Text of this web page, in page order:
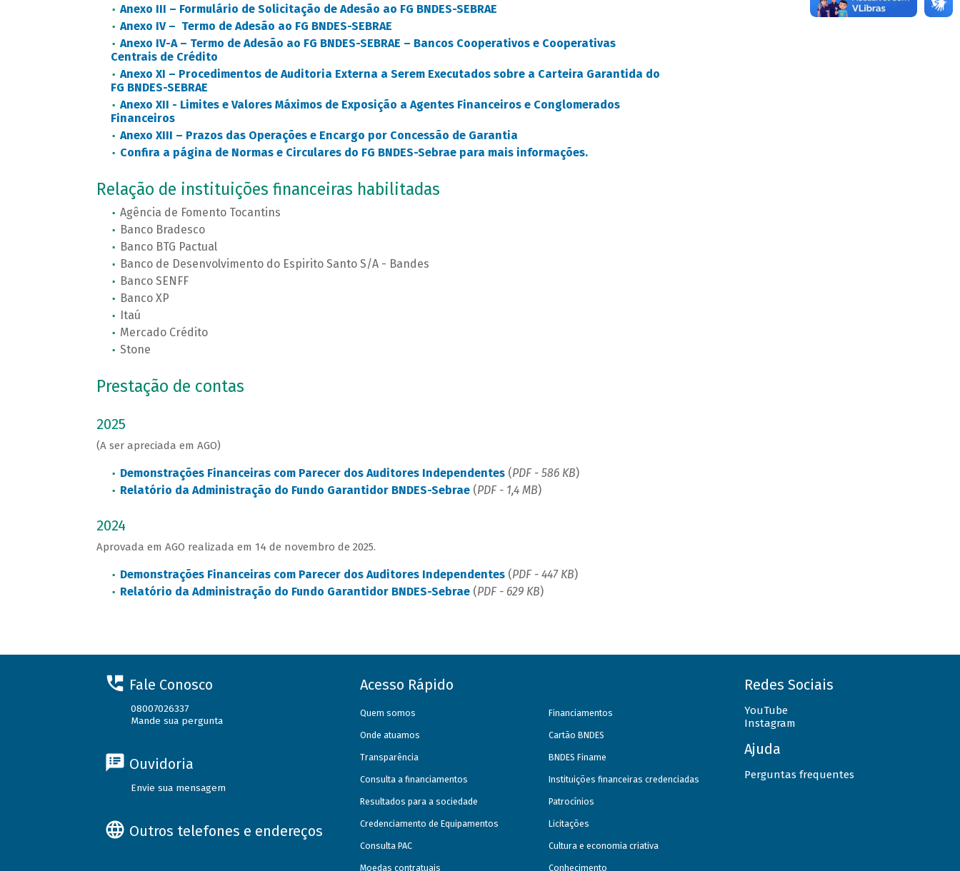
Anexo III – Formulário de Solicitação de Adesão ao FG BNDES-SEBRAE
Anexo IV – Termo de Adesão ao FG BNDES-SEBRAE
Anexo IV-A – Termo de Adesão ao FG BNDES-SEBRAE – Bancos Cooperativos e Cooperativas
Centrais de Crédito
Anexo XI – Procedimentos de Auditoria Externa a Serem Executados sobre a Carteira Garantida do
FG BNDES-SEBRAE
Anexo XII - Limites e Valores Máximos de Exposição a Agentes Financeiros e Conglomerados
Financeiros
Anexo XIII – Prazos das Operações e Encargo por Concessão de Garantia
Confira a página de Normas e Circulares do FG BNDES-Sebrae para mais informações.
Relação de instituições financeiras habilitadas
Agência de Fomento Tocantins
Banco Bradesco
Banco BTG Pactual
Banco de Desenvolvimento do Espirito Santo S/A - Bandes
Banco SENFF
Banco XP
Itaú
Mercado Crédito
Stone
Prestação de contas
2025
(A ser apreciada em AGO)
Demonstrações Financeiras com Parecer dos Auditores Independentes(PDF - 586 KB)
Relatório da Administração do Fundo Garantidor BNDES-Sebrae(PDF - 1,4 MB)
2024
Aprovada em AGO realizada em 14 de novembro de 2025.
Demonstrações Financeiras com Parecer dos Auditores Independentes(PDF - 447 KB)
Relatório da Administração do Fundo Garantidor BNDES-Sebrae(PDF - 629 KB)
Fale Conosco
08007026337
Mande sua pergunta
Ouvidoria
Envie sua mensagem
Outros telefones e endereços
Acesso Rápido
Quem somos
Onde atuamos
Transparência
Consulta a financiamentos
Resultados para a sociedade
Credenciamento de Equipamentos
Consulta PAC
Moedas contratuais
Financiamentos
Cartão BNDES
BNDES Finame
Instituições financeiras credenciadas
Patrocínios
Licitações
Cultura e economia criativa
Conhecimento
Redes Sociais
YouTube
Instagram
Ajuda
Perguntas frequentes